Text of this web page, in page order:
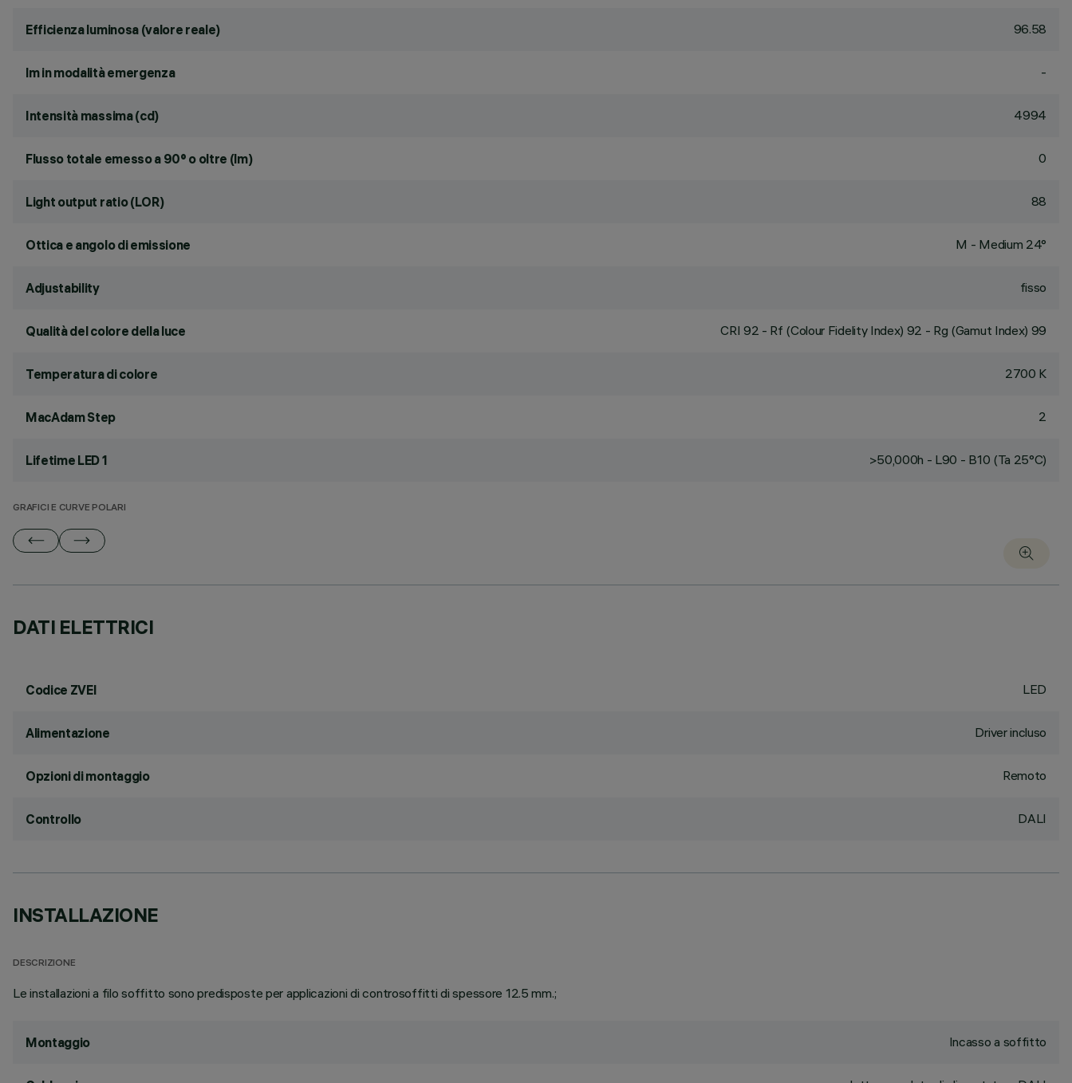
Efficienza luminosa (valore reale) 96.58
lm in modalità emergenza -
Intensità massima (cd) 4994
Flusso totale emesso a 90° o oltre (lm) 0
Light output ratio (LOR) 88
Ottica e angolo di emissione M - Medium 24°
Adjustability fisso
Qualità del colore della luce CRI 92 - Rf (Colour Fidelity Index) 92 - Rg (Gamut Index) 99
Temperatura di colore 2700 K
MacAdam Step 2
Lifetime LED 1 >50,000h - L90 - B10 (Ta 25°C)
GRAFICI E CURVE POLARI
DATI ELETTRICI
Codice ZVEI LED
Alimentazione Driver incluso
Opzioni di montaggio Remoto
Controllo DALI
INSTALLAZIONE
DESCRIZIONE
Le installazioni a filo soffitto sono predisposte per applicazioni di controsoffitti di spessore 12.5 mm.;
Montaggio Incasso a soffitto